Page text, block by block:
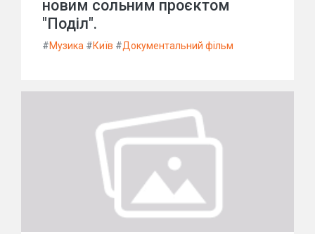
новим сольним проєктом
"Поділ".
#Музика #Київ #Документальний фільм